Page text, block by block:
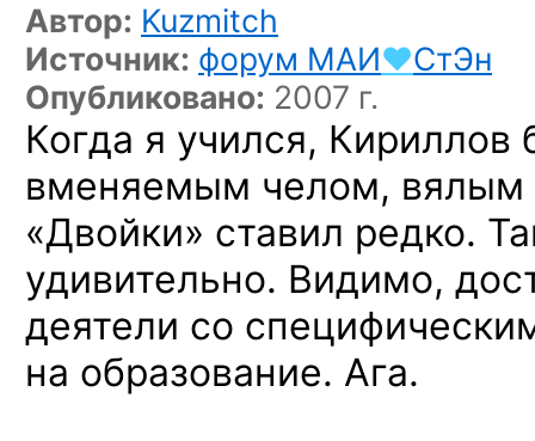
Автор: Kuzmitch
Источник: форум МАИ♥СтЭн
Опубликовано: 2007 г.
Когда я учился,
вменяемым челом, вялым
«Двойки» ставил редко.
удивительно. Видимо,
деятели со
на образование. Ага.